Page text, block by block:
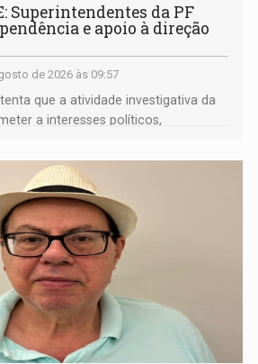
Superintendentes da PF
e apoio à direção
de 2026 às 09:57
que a atividade investigativa da
a interesses políticos,